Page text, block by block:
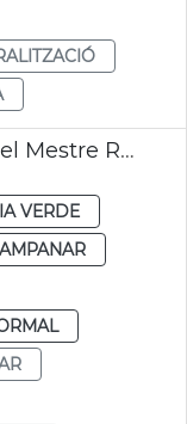
Renaturalización avenida del Mestre Rodrigo
VERDE